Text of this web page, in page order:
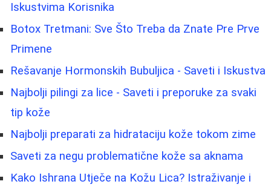
Iskustvima Korisnika
Botox Tretmani: Sve Što Treba da Znate Pre Prve
Primene
Rešavanje Hormonskih Bubuljica - Saveti i Iskustva
Najbolji pilingi za lice - Saveti i preporuke za svaki
tip kože
Najbolji preparati za hidrataciju kože tokom zime
Saveti za negu problematične kože sa aknama
Kako Ishrana Utječe na Kožu Lica? Istraživanje i